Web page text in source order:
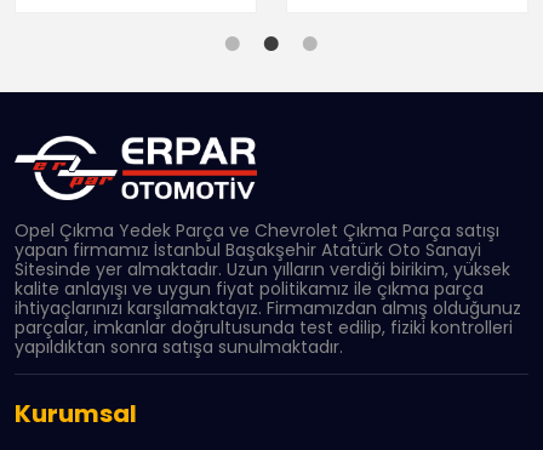
Opel Çıkma Yedek Parça ve Chevrolet Çıkma Parça satışı
yapan firmamız İstanbul Başakşehir Atatürk Oto Sanayi
Sitesinde yer almaktadır. Uzun yılların verdiği birikim, yüksek
kalite anlayışı ve uygun fiyat politikamız ile çıkma parça
ihtiyaçlarınızı karşılamaktayız. Firmamızdan almış olduğunuz
parçalar, imkanlar doğrultusunda test edilip, fiziki kontrolleri
yapıldıktan sonra satışa sunulmaktadır.
Kurumsal